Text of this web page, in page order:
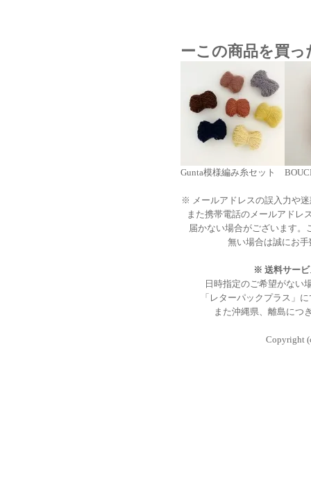
ーこの商品を買
Gunta模様編み糸セット
※ メールアドレスの誤入力や
また携帯電話のメールアドレ
届かない場合がございます。
無い場合は誠にお
※ 送料サービ
日時指定のご希望がない
「レターパックプラス」
また沖縄県、離島につ
Copyright